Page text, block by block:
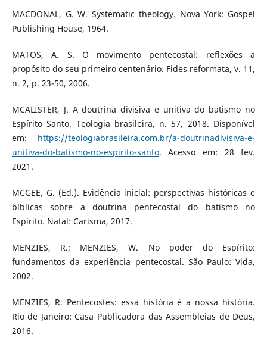
MACDONAL, G. W. Systematic theology. Nova York: Gospel
Publishing House, 1964.
MATOS, A. S. O movimento pentecostal: reflexões a
propósito do seu primeiro centenário. Fides reformata, v. 11,
n. 2, p. 23-50, 2006.
MCALISTER, J. A doutrina divisiva e unitiva do batismo no
Espírito Santo. Teologia brasileira, n. 57, 2018. Disponível
em: https://teologiabrasileira.com.br/a-doutrinadivisiva-e-
unitiva-do-batismo-no-espirito-santo. Acesso em: 28 fev.
2021.
MCGEE, G. (Ed.). Evidência inicial: perspectivas históricas e
bíblicas sobre a doutrina pentecostal do batismo no
Espírito. Natal: Carisma, 2017.
MENZIES, R.; MENZIES, W. No poder do Espírito:
fundamentos da experiência pentecostal. São Paulo: Vida,
2002.
MENZIES, R. Pentecostes: essa história é a nossa história.
Rio de Janeiro: Casa Publicadora das Assembleias de Deus,
2016.